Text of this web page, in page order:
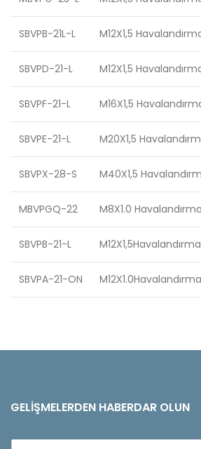
SBVPB-21L-L M12X1,5
SBVPD-21-L M12X1,5
SBVPF-21-L M16X1,5
SBVPE-21-L M20X1,5
SBVPX-28-S M40X1,5
MBVPGQ-22 M8X1.0
SBVPB-21-L
SBVPA-21-ON
GELIŞMELERDEN HABERDAR OLUN